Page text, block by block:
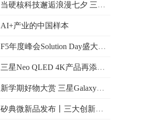
当硬核科技邂逅浪漫七夕 三星AI神系列产品以AI之力带来长久陪伴
AI+产业的中国样本
F5年度峰会Solution Day盛大启幕，携应用交付与安全平台引领AI时代
三星Neo QLED 4K产品再添巨幕新成员：115英寸QN90F震撼上市
新学期好物大赏 三星Galaxy智能星品开启校园生活新体验
矽典微新品发布丨三大创新：极致小型化AiP、手势交互新升级、开发套件开放赋能